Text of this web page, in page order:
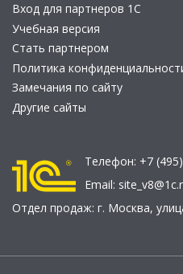
Вход для партнеров 1С
Учебная версия
Стать партнером
Политика
Замечания по сайту
Другие сайты
Телефон: +7
Email:
Отдел продаж: г. Москва,